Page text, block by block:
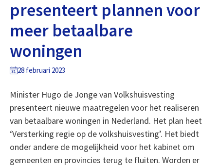
presenteert plannen voor
meer betaalbare
woningen
28 februari 2023
Minister Hugo de Jonge van Volkshuisvesting
presenteert nieuwe maatregelen voor het realiseren
van betaalbare woningen in Nederland. Het plan heet
‘Versterking regie op de volkshuisvesting’. Het biedt
onder andere de mogelijkheid voor het kabinet om
gemeenten en provincies terug te fluiten. Worden er